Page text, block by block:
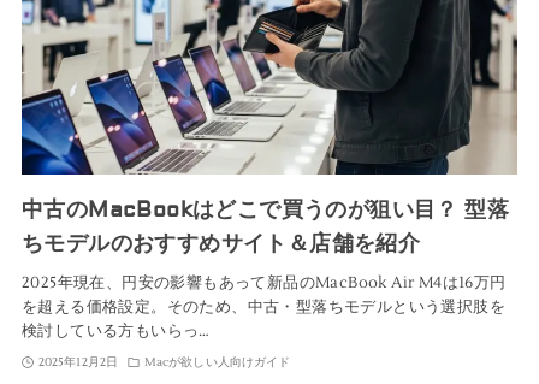
中古のMacBookはどこで買うのが狙い目？ 型落
ちモデルのおすすめサイト＆店舗を紹介
2025年現在、円安の影響もあって新品のMacBook Air M4は16万円
を超える価格設定。そのため、中古・型落ちモデルという選択肢を
検討している方もいらっ…
2025年12月2日 Macが欲しい人向けガイド